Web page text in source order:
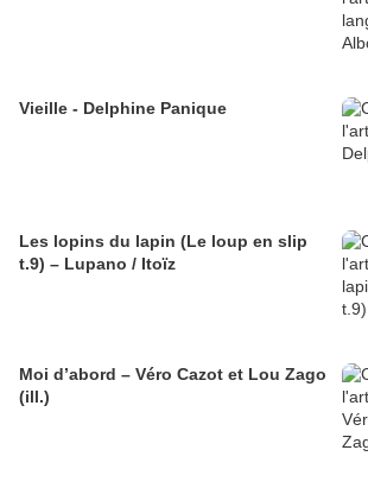
Vieille - Delphine Panique
Les lopins du lapin (Le loup en slip
t.9) – Lupano / Itoïz
Moi d’abord – Véro Cazot et Lou Zago
(ill.)